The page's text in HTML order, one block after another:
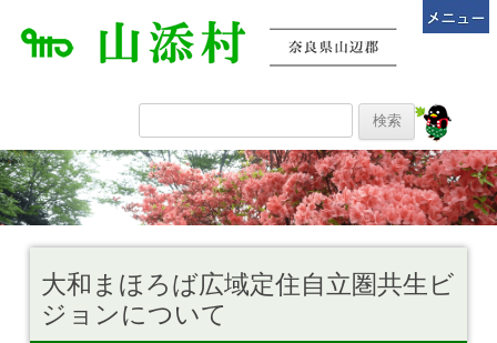
大和まほろば広域定住自立圏共生ビ
ジョンについて